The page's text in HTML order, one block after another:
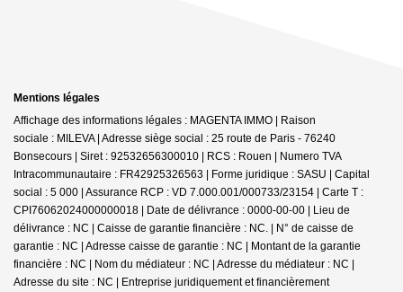
Mentions légales
Affichage des informations légales : MAGENTA IMMO | Raison
sociale : MILEVA | Adresse siège social : 25 route de Paris - 76240
Bonsecours | Siret : 92532656300010 | RCS : Rouen | Numero TVA
Intracommunautaire : FR42925326563 | Forme juridique : SASU | Capital
social : 5 000 | Assurance RCP : VD 7.000.001/000733/23154 | Carte T :
CPI76062024000000018 | Date de délivrance : 0000-00-00 | Lieu de
délivrance : NC | Caisse de garantie financière : NC. | N° de caisse de
garantie : NC | Adresse caisse de garantie : NC | Montant de la garantie
financière : NC | Nom du médiateur : NC | Adresse du médiateur : NC |
Adresse du site : NC | Entreprise juridiquement et financièrement